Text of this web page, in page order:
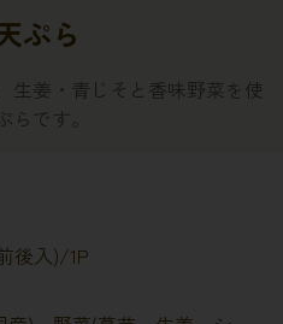
ぷら
生姜・青じそと香味野菜を使
です。
後入)/1P